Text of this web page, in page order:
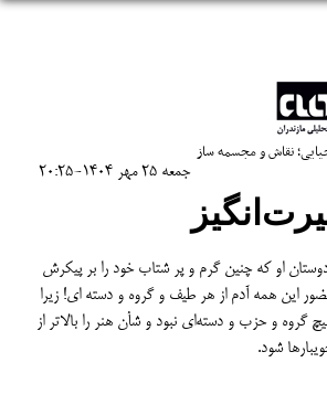
جمعه 25 مهر 1404-20:25
نقاش و مجسمه ساز
او که چنین گرم و پر شتاب خود را بر پیکرش
این همه آدم از هر طیف و گروه و دسته ای! زیرا
گروه و حزب و دسته‌ای نبود و شأن هنر را بالاتر از
شود.